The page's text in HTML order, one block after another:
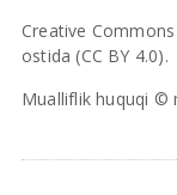
Creative
ostida (CC BY 4.0).
Mualliflik huquqi ©